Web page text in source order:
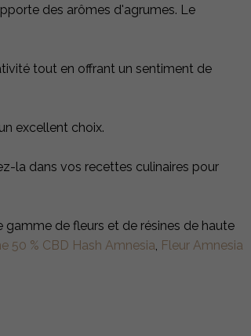
des arômes d'agrumes. Le
tout en offrant un sentiment de
excellent choix.
la dans vos recettes culinaires pour
gamme de fleurs et de résines de haute
50 % CBD Hash Amnesia Fleur Amnesia